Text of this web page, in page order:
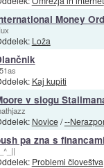
Money
Loža
Kaj kupiti
v slogu
Novice/--
pa zna s
Problemi človeštva